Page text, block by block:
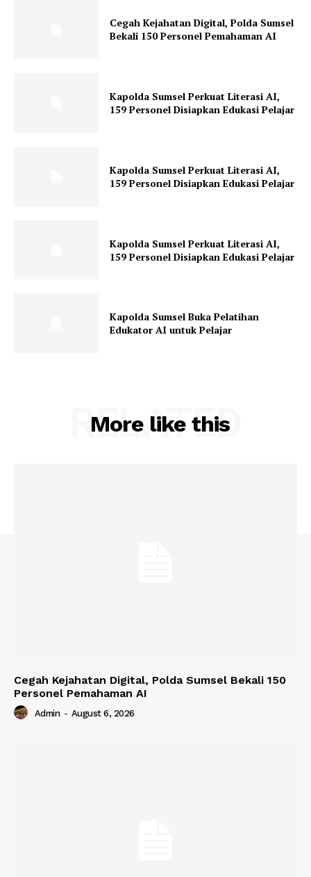
Cegah Kejahatan Digital, Polda Sumsel
Bekali 150 Personel Pemahaman AI
Kapolda Sumsel Perkuat Literasi AI,
159 Personel Disiapkan Edukasi Pelajar
Kapolda Sumsel Perkuat Literasi AI,
159 Personel Disiapkan Edukasi Pelajar
Kapolda Sumsel Perkuat Literasi AI,
159 Personel Disiapkan Edukasi Pelajar
Kapolda Sumsel Buka Pelatihan
Edukator AI untuk Pelajar
More like this
RELATED
Cegah Kejahatan Digital, Polda Sumsel Bekali 150
Personel Pemahaman AI
Admin - August 6, 2026